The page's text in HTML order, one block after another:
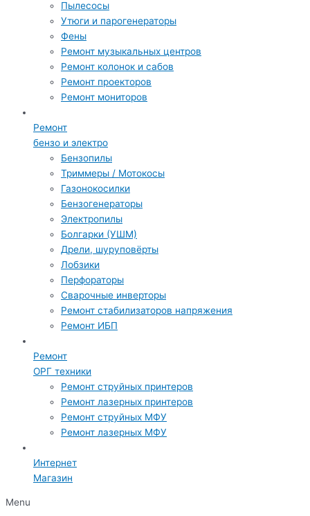
Пылесосы
Утюги и парогенераторы
Фены
Ремонт музыкальных центров
Ремонт колонок и сабов
Ремонт проекторов
Ремонт мониторов
Ремонт
бензо и электро
Бензопилы
Триммеры / Мотокосы
Газонокосилки
Бензогенераторы
Электропилы
Болгарки (УШМ)
Дрели, шуруповёрты
Лобзики
Перфораторы
Сварочные инверторы
Ремонт стабилизаторов напряжения
Ремонт ИБП
Ремонт
ОРГ техники
Ремонт струйных принтеров
Ремонт лазерных принтеров
Ремонт струйных МФУ
Ремонт лазерных МФУ
Интернет
Магазин
Menu